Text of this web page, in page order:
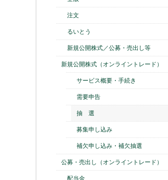
注文
るいとう
新規公開株式／公募・売出し等
新規公開株式（オンライントレード）
サービス概要・手続き
需要申告
抽 選
募集申し込み
補欠申し込み・補欠抽選
公募・売出し（オンライントレード）
配当金